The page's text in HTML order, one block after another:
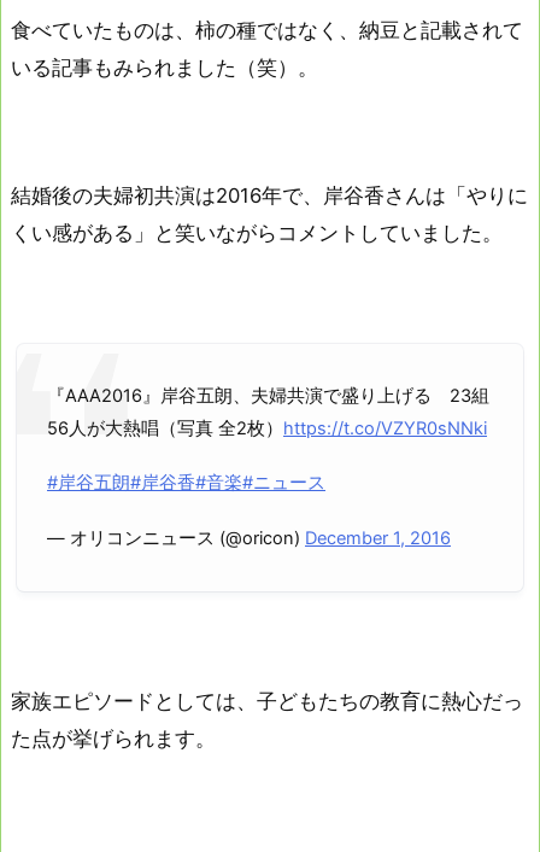
食べていたものは、柿の種ではなく、納豆と記載されて
いる記事もみられました（笑）。
結婚後の夫婦初共演は2016年で、岸谷香さんは「やりに
くい感がある」と笑いながらコメントしていました。
『AAA2016』岸谷五朗、夫婦共演で盛り上げる 23組
56人が大熱唱（写真 全2枚） https://t.co/VZYR0sNNki
#岸谷五朗#岸谷香#音楽#ニュース
— オリコンニュース (@oricon) December 1, 2016
家族エピソードとしては、子どもたちの教育に熱心だっ
た点が挙げられます。